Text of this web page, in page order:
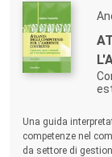
Una guida
competenze nel
da settore di